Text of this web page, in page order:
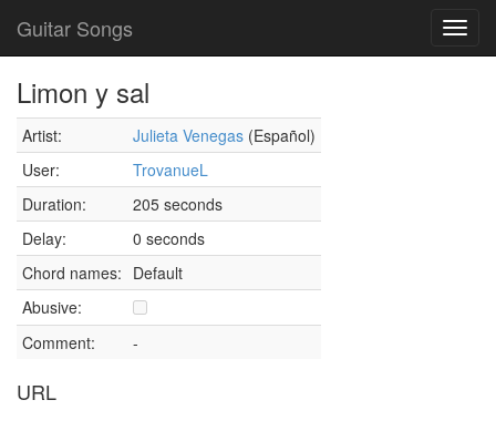
Guitar Songs
Limon y sal
Artist: Julieta Venegas (Español)
User:
TrovanueL
Duration:
205 seconds
Delay:
0 seconds
Chord names: Default
Abusive:
Comment:
-
URL